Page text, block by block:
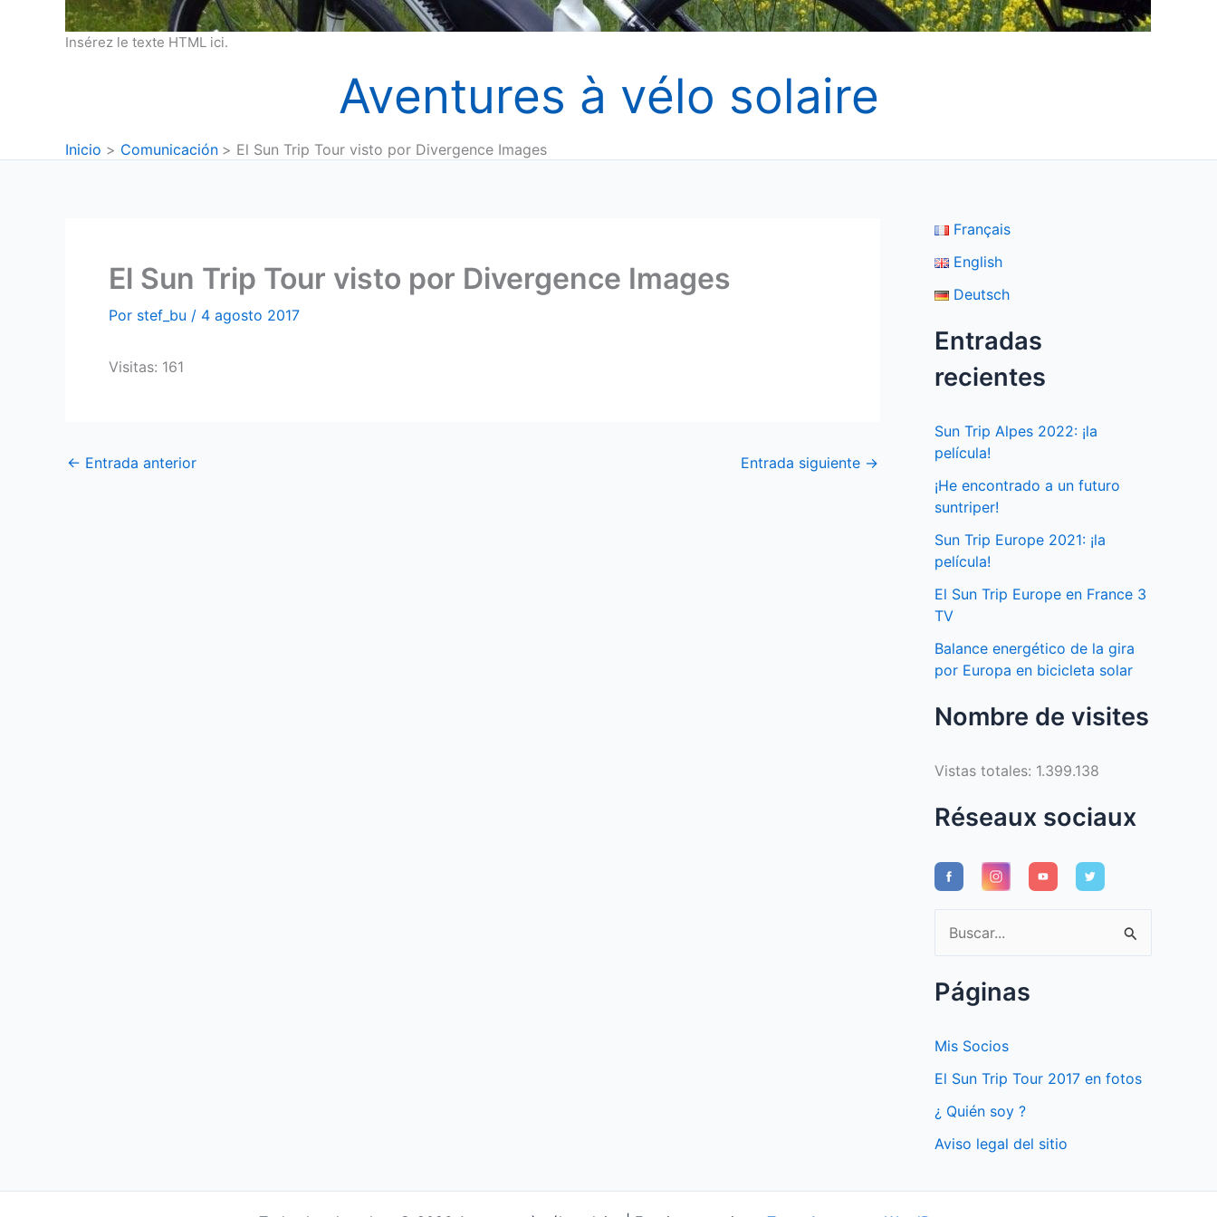
Insérez le texte HTML ici.
Aventures à vélo solaire
Inicio Comunicación El Sun Trip Tour visto por Divergence Images
El Sun Trip Tour visto por Divergence Images
Por stef_bu / 4 agosto 2017
Visitas: 161
← Entrada anterior Entrada siguiente →
Français
English
Deutsch
Entradas
recientes
Sun Trip Alpes 2022: ¡la
película!
¡He encontrado a un futuro
suntriper!
Sun Trip Europe 2021: ¡la
película!
El Sun Trip Europe en France 3
TV
Balance energético de la gira
por Europa en bicicleta solar
Nombre de visites
Vistas totales: 1.399.138
Réseaux sociaux
u
s
a
r
Páginas
Mis Socios
El Sun Trip Tour 2017 en fotos
¿ Quién soy ?
Aviso legal del sitio